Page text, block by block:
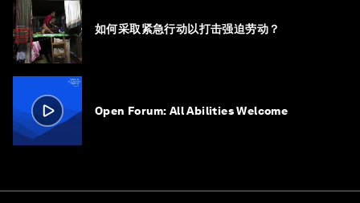
如何采取紧急行动以打击强迫劳动？
Open Forum: All Abilities Welcome